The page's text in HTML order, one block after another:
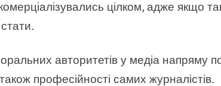
цілком, адже якщо
авторитетів у медіа напряму
професійності самих журналістів.